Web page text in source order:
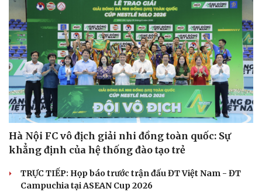
Hà Nội FC vô địch giải nhi đồng toàn quốc: Sự
khẳng định của hệ thống đào tạo trẻ
TRỰC TIẾP: Họp báo trước trận đấu ĐT Việt Nam - ĐT
Campuchia tại ASEAN Cup 2026